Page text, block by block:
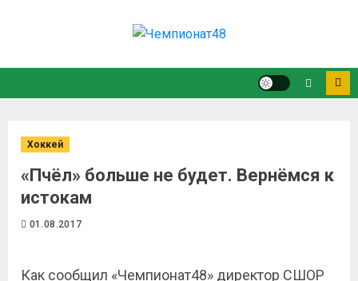
Хоккей
«Пчёл» больше не будет. Вернёмся к
истокам
01.08.2017
Как сообщил «Чемпионат48» директор СШОР